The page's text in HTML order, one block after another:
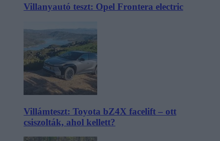
Villanyautó teszt: Opel Frontera electric
Villámteszt: Toyota bZ4X facelift – ott
csiszolták, ahol kellett?